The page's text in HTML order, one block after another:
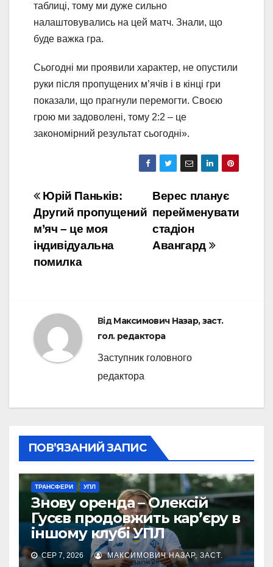
таблиці, тому ми дуже сильно
налаштовувались на цей матч. Знали, що
буде важка гра.
Сьогодні ми проявили характер, не опустили
руки після пропущених м’ячів і в кінці гри
показали, що прагнули перемогти. Своєю
грою ми задоволені, тому 2:2 – це
закономірний результат сьогодні».
Навігація
записів
Верес планує
перейменувати
стадіон
Авангард
Юрій Паньків:
Другий пропущений
м’яч – це моя
індивідуальна
помилка
ВідМаксимович Назар, заст.
гол. редактора
Заступник головного
редактора
ПОВ’ЯЗАНИЙ ЗАПИС
ТРАНСФЕРИ УПЛ
Знову оренда – Олексій
Гусєв продовжить кар’єру в
іншому клубі УПЛ
СЕР 7, 2026 МАКСИМОВИЧ НАЗАР, ЗАСТ.